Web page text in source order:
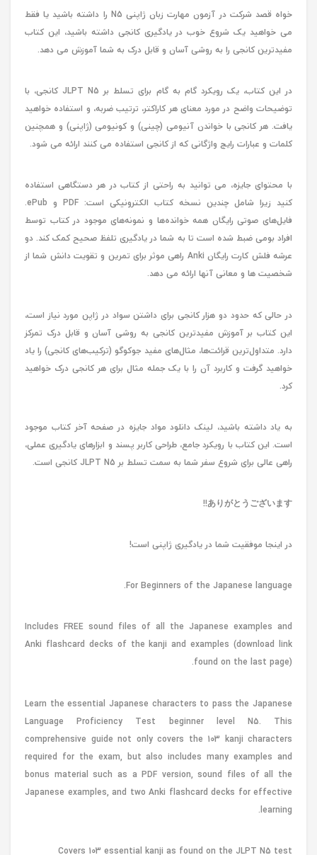
خواه قصد شرکت در آزمون مهارت زبان ژاپنی N5 را داشته باشید یا فقط
می خواهید یک شروع خوب در یادگیری کانجی داشته باشید، این کتاب
مفیدترین کانجی را به روشی آسان و قابل درک به شما آموزش می دهد.
در این کتاب، یک رویکرد گام به گام برای تسلط بر JLPT N5 کانجی، با
توضیحات واضح در مورد معنای هر کاراکتر، ترتیب ضربه، و استفاده خواهید
یافت. هر کانجی با خواندن آنیومی (چینی) و کونیومی (ژاپنی) و همچنین
کلمات و عبارات رایج واژگانی که از کانجی استفاده می کنند ارائه می شود.
با محتوای جایزه، می توانید به راحتی از کتاب در هر دستگاهی استفاده
کنید زیرا شامل چندین نسخه کتاب الکترونیکی است: PDF و ePub.
فایل‌های صوتی رایگان همه خوانده‌ها و نمونه‌های موجود در کتاب توسط
افراد بومی ضبط شده است تا به شما در یادگیری تلفظ صحیح کمک کند. دو
عرشه فلش کارت رایگان Anki راهی موثر برای تمرین و تقویت دانش شما از
شخصیت ها و معانی آنها ارائه می دهد.
در حالی که حدود دو هزار کانجی برای داشتن سواد در ژاپن مورد نیاز است،
این کتاب بر آموزش مفیدترین کانجی به روشی آسان و قابل درک تمرکز
دارد. متداول‌ترین قرائت‌ها، مثال‌های مفید جوکوگو (ترکیب‌های کانجی) را یاد
خواهید گرفت و کاربرد آن را با یک جمله مثال برای هر کانجی درک خواهید
کرد.
به یاد داشته باشید، لینک دانلود مواد جایزه در صفحه آخر کتاب موجود
است. این کتاب با رویکرد جامع، طراحی کاربر پسند و ابزارهای یادگیری عملی،
راهی عالی برای شروع سفر شما به سمت تسلط بر JLPT N5 کانجی است.
ありがとうございます!!
در اینجا موفقیت شما در یادگیری ژاپنی است!
For Beginners of the Japanese language.
Includes FREE sound files of all the Japanese examples and
Anki flashcard decks of the kanji and examples (download link
found on the last page).
Learn the essential Japanese characters to pass the Japanese
Language Proficiency Test beginner level N5. This
comprehensive guide not only covers the 103 kanji characters
required for the exam, but also includes many examples and
bonus material such as a PDF version, sound files of all the
Japanese examples, and two Anki flashcard decks for effective
learning.
Covers 103 essential kanji as found on the JLPT N5 test